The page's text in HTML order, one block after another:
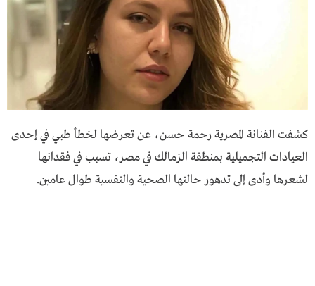
كشفت الفنانة المصرية رحمة حسن، عن تعرضها لخطأ طبي في إحدى
العيادات التجميلية بمنطقة الزمالك في مصر، تسبب في فقدانها
لشعرها وأدى إلى تدهور حالتها الصحية والنفسية طوال عامين.